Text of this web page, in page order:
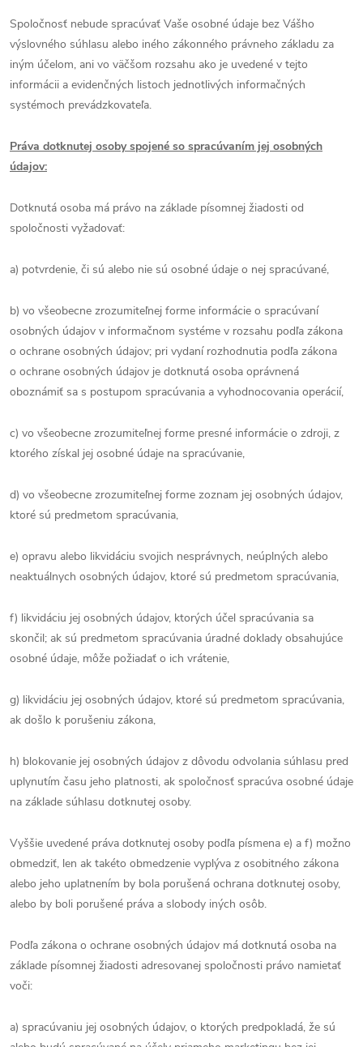
Spoločnosť nebude spracúvať Vaše osobné údaje bez Vášho
výslovného súhlasu alebo iného zákonného právneho základu za
iným účelom, ani vo väčšom rozsahu ako je uvedené v tejto
informácii a evidenčných listoch jednotlivých informačných
systémoch prevádzkovateľa.
Práva dotknutej osoby spojené so spracúvaním jej osobných
údajov:
Dotknutá osoba má právo na základe písomnej žiadosti od
spoločnosti vyžadovať:
a) potvrdenie, či sú alebo nie sú osobné údaje o nej spracúvané,
b) vo všeobecne zrozumiteľnej forme informácie o spracúvaní
osobných údajov v informačnom systéme v rozsahu podľa zákona
o ochrane osobných údajov; pri vydaní rozhodnutia podľa zákona
o ochrane osobných údajov je dotknutá osoba oprávnená
oboznámiť sa s postupom spracúvania a vyhodnocovania operácií,
c) vo všeobecne zrozumiteľnej forme presné informácie o zdroji, z
ktorého získal jej osobné údaje na spracúvanie,
d) vo všeobecne zrozumiteľnej forme zoznam jej osobných údajov,
ktoré sú predmetom spracúvania,
e) opravu alebo likvidáciu svojich nesprávnych, neúplných alebo
neaktuálnych osobných údajov, ktoré sú predmetom spracúvania,
f) likvidáciu jej osobných údajov, ktorých účel spracúvania sa
skončil; ak sú predmetom spracúvania úradné doklady obsahujúce
osobné údaje, môže požiadať o ich vrátenie,
g) likvidáciu jej osobných údajov, ktoré sú predmetom spracúvania,
ak došlo k porušeniu zákona,
h) blokovanie jej osobných údajov z dôvodu odvolania súhlasu pred
uplynutím času jeho platnosti, ak spoločnosť spracúva osobné údaje
na základe súhlasu dotknutej osoby.
Vyššie uvedené práva dotknutej osoby podľa písmena e) a f) možno
obmedziť, len ak takéto obmedzenie vyplýva z osobitného zákona
alebo jeho uplatnením by bola porušená ochrana dotknutej osoby,
alebo by boli porušené práva a slobody iných osôb.
Podľa zákona o ochrane osobných údajov má dotknutá osoba na
základe písomnej žiadosti adresovanej spoločnosti právo namietať
voči:
a) spracúvaniu jej osobných údajov, o ktorých predpokladá, že sú